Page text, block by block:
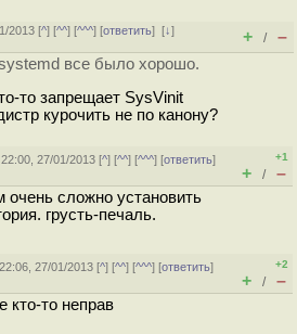
2013 [^] [^^] [^^^] [ответить][↓]
+ / –
все было хорошо.
то запрещает SysVinit
курочить не по канону?
27/01/2013 [^] [^^] [^^^] [ответить]
+1
+ / –
очень сложно установить
грусть-печаль.
27/01/2013 [^] [^^] [^^^] [ответить]
+2
+ / –
кто-то неправ